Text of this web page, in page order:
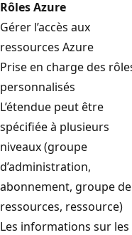
Rôles Azure
Gérer l’accès aux
ressources Azure
Prise en charge des
personnalisés
L’étendue peut être
spécifiée à plusieurs
niveaux (groupe
d’administration,
abonnement, groupe de
ressources, ressource)
Les informations sur les